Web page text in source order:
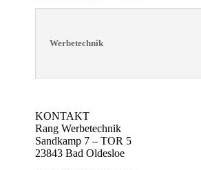
Werbetechnik
KONTAKT
Rang Werbetechnik
Sandkamp 7 – TOR 5
23843 Bad Oldesloe